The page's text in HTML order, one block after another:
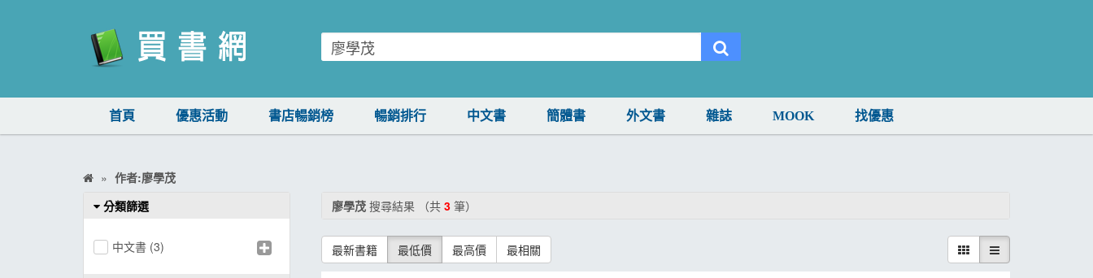
首頁 優惠活動 書店暢銷榜 暢銷排行 中文書 簡體書 外文書 雜誌 MOOK 找優惠
作者:廖學茂
廖學茂搜尋結果 （共 3筆）
最新書籍 最低價 最高價 最相關
分類篩選
中文書 (3)